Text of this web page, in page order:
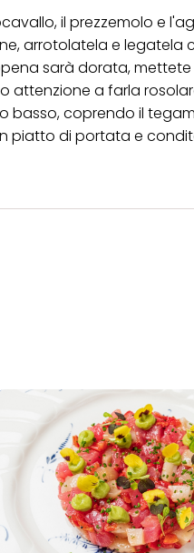
il prezzemolo e
arrotolatela e legatela
sarà dorata,
attenzione a farla
basso, coprendo il
piatto di portata e
trattamento dei tuoi dati / sull'uso
tutto", acconsenti all'uso dei
"Rifiuta", verranno utilizzati solo i